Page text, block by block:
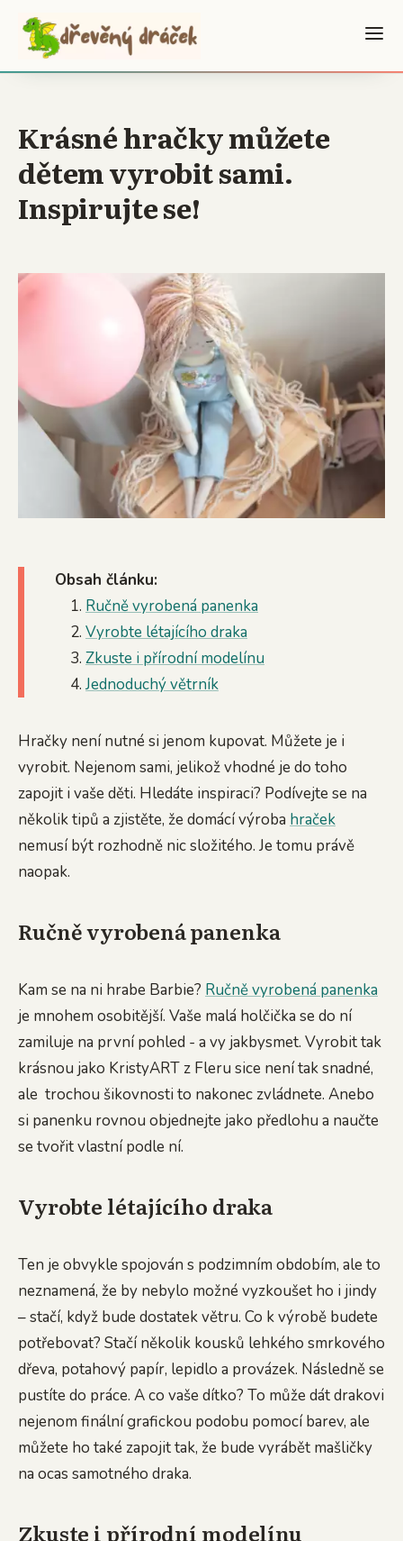
Krásné hračky můžete
dětem vyrobit sami.
Inspirujte se!
Obsah článku:
Ručně vyrobená panenka
Vyrobte létajícího draka
Zkuste i přírodní modelínu
Jednoduchý větrník
Hračky není nutné si jenom kupovat. Můžete je i
vyrobit. Nejenom sami, jelikož vhodné je do toho
zapojit i vaše děti. Hledáte inspiraci? Podívejte se na
několik tipů a zjistěte, že domácí výroba hraček
nemusí být rozhodně nic složitého. Je tomu právě
naopak.
Ručně vyrobená panenka
Kam se na ni hrabe Barbie? Ručně vyrobená panenka
je mnohem osobitější. Vaše malá holčička se do ní
zamiluje na první pohled - a vy jakbysmet. Vyrobit tak
krásnou jako KristyART z Fleru sice není tak snadné,
ale trochou šikovnosti to nakonec zvládnete. Anebo
si panenku rovnou objednejte jako předlohu a naučte
se tvořit vlastní podle ní.
Vyrobte létajícího draka
Ten je obvykle spojován s podzimním obdobím, ale to
neznamená, že by nebylo možné vyzkoušet ho i jindy
– stačí, když bude dostatek větru. Co k výrobě budete
potřebovat? Stačí několik kousků lehkého smrkového
dřeva, potahový papír, lepidlo a provázek. Následně se
pustíte do práce. A co vaše dítko? To může dát drakovi
nejenom finální grafickou podobu pomocí barev, ale
můžete ho také zapojit tak, že bude vyrábět mašličky
na ocas samotného draka.
Zkuste i přírodní modelínu